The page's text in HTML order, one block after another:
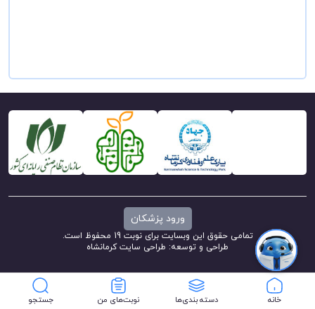
خانه دسته بندی‌ها نوبت‌های من جستجو
ورود پزشکان
تمامی حقوق این وبسایت برای نوبت 19 محفوظ است.
طراحی و توسعه: طراحی سایت کرمانشاه